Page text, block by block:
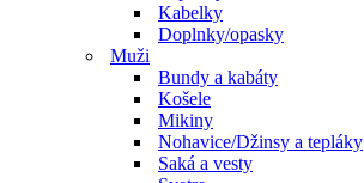
Kabelky
Doplnky/opasky
Muži
Bundy a kabáty
Košele
Mikiny
Nohavice/Džinsy a tepláky
Saká a vesty